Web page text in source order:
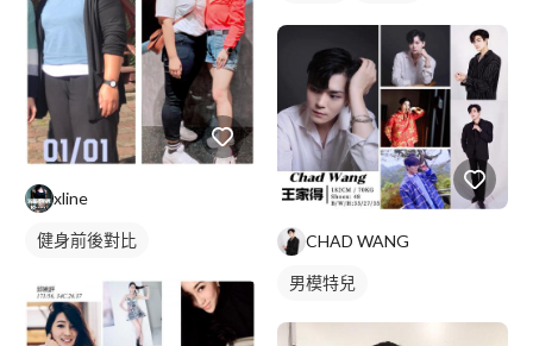
xline
健身前後對比 CHAD WANG
男模特兒